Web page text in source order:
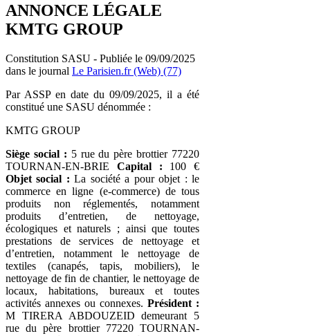
ANNONCE LÉGALE
KMTG GROUP
Constitution SASU - Publiée le 09/09/2025
dans le journal Le Parisien.fr (Web) (77)
Par ASSP en date du 09/09/2025, il a été
constitué une SASU dénommée :
KMTG GROUP
Siège social : 5 rue du père brottier 77220
TOURNAN-EN-BRIE Capital : 100 €
Objet social : La société a pour objet : le
commerce en ligne (e-commerce) de tous
produits non réglementés, notamment
produits d’entretien, de nettoyage,
écologiques et naturels ; ainsi que toutes
prestations de services de nettoyage et
d’entretien, notamment le nettoyage de
textiles (canapés, tapis, mobiliers), le
nettoyage de fin de chantier, le nettoyage de
locaux, habitations, bureaux et toutes
activités annexes ou connexes. Président :
M TIRERA ABDOUZEID demeurant 5
rue du père brottier 77220 TOURNAN-